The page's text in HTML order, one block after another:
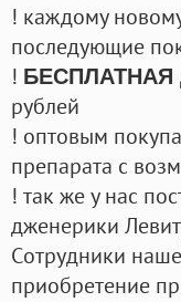
! каждому
последующие
! БЕСПЛАТНАЯ
рублей
! оптовым
препарата с
! так же у нас
дженерики
Cотрудники
приобретение